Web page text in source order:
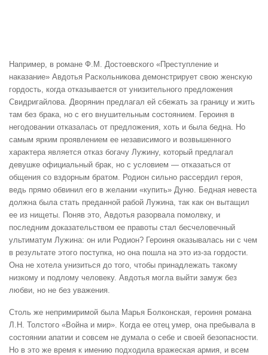
Например, в романе Ф.М. Достоевского «Преступление и
наказание» Авдотья Раскольникова демонстрирует свою женскую
гордость, когда отказывается от унизительного предложения
Свидригайлова. Дворянин предлагал ей сбежать за границу и жить
там без брака, но с его внушительным состоянием. Героиня в
негодовании отказалась от предложения, хоть и была бедна. Но
самым ярким проявлением ее независимого и возвышенного
характера является отказ богачу Лужину, который предлагал
девушке официальный брак, но с условием — отказаться от
общения со вздорным братом. Родион сильно рассердил героя,
ведь прямо обвинил его в желании «купить» Дуню. Бедная невеста
должна была стать преданной рабой Лужина, так как он вытащил
ее из нищеты. Поняв это, Авдотья разорвала помолвку, и
последним доказательством ее правоты стал бесчеловечный
ультиматум Лужина: он или Родион? Героиня оказывалась ни с чем
в результате этого поступка, но она пошла на это из-за гордости.
Она не хотела унизиться до того, чтобы принадлежать такому
низкому и подлому человеку. Авдотья могла выйти замуж без
любви, но не без уважения.
Столь же непримиримой была Марья Болконская, героиня романа
Л.Н. Толстого «Война и мир». Когда ее отец умер, она пребывала в
состоянии апатии и совсем не думала о себе и своей безопасности.
Но в это же время к имению подходила вражеская армия, и всем